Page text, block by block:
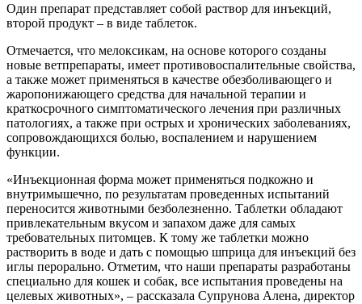
Один препарат представляет собой раствор для инъекций,
второй продукт – в виде таблеток.
Отмечается, что мелоксикам, на основе которого созданы
новые ветпрепараты, имеет противовоспалительные свойства,
а также может применяться в качестве обезболивающего и
жаропонижающего средства для начальной терапии и
краткосрочного симптоматического лечения при различных
патологиях, а также при острых и хронических заболеваниях,
сопровождающихся болью, воспалением и нарушением
функции.
«Инъекционная форма может применяться подкожно и
внутримышечно, по результатам проведенных испытаний
переносится животными безболезненно. Таблетки обладают
привлекательным вкусом и запахом даже для самых
требовательных питомцев. К тому же таблетки можно
растворить в воде и дать с помощью шприца для инъекций без
иглы перорально. Отметим, что наши препараты разработаны
специально для кошек и собак, все испытания проведены на
целевых животных», – рассказала Супрунова Алена, директор